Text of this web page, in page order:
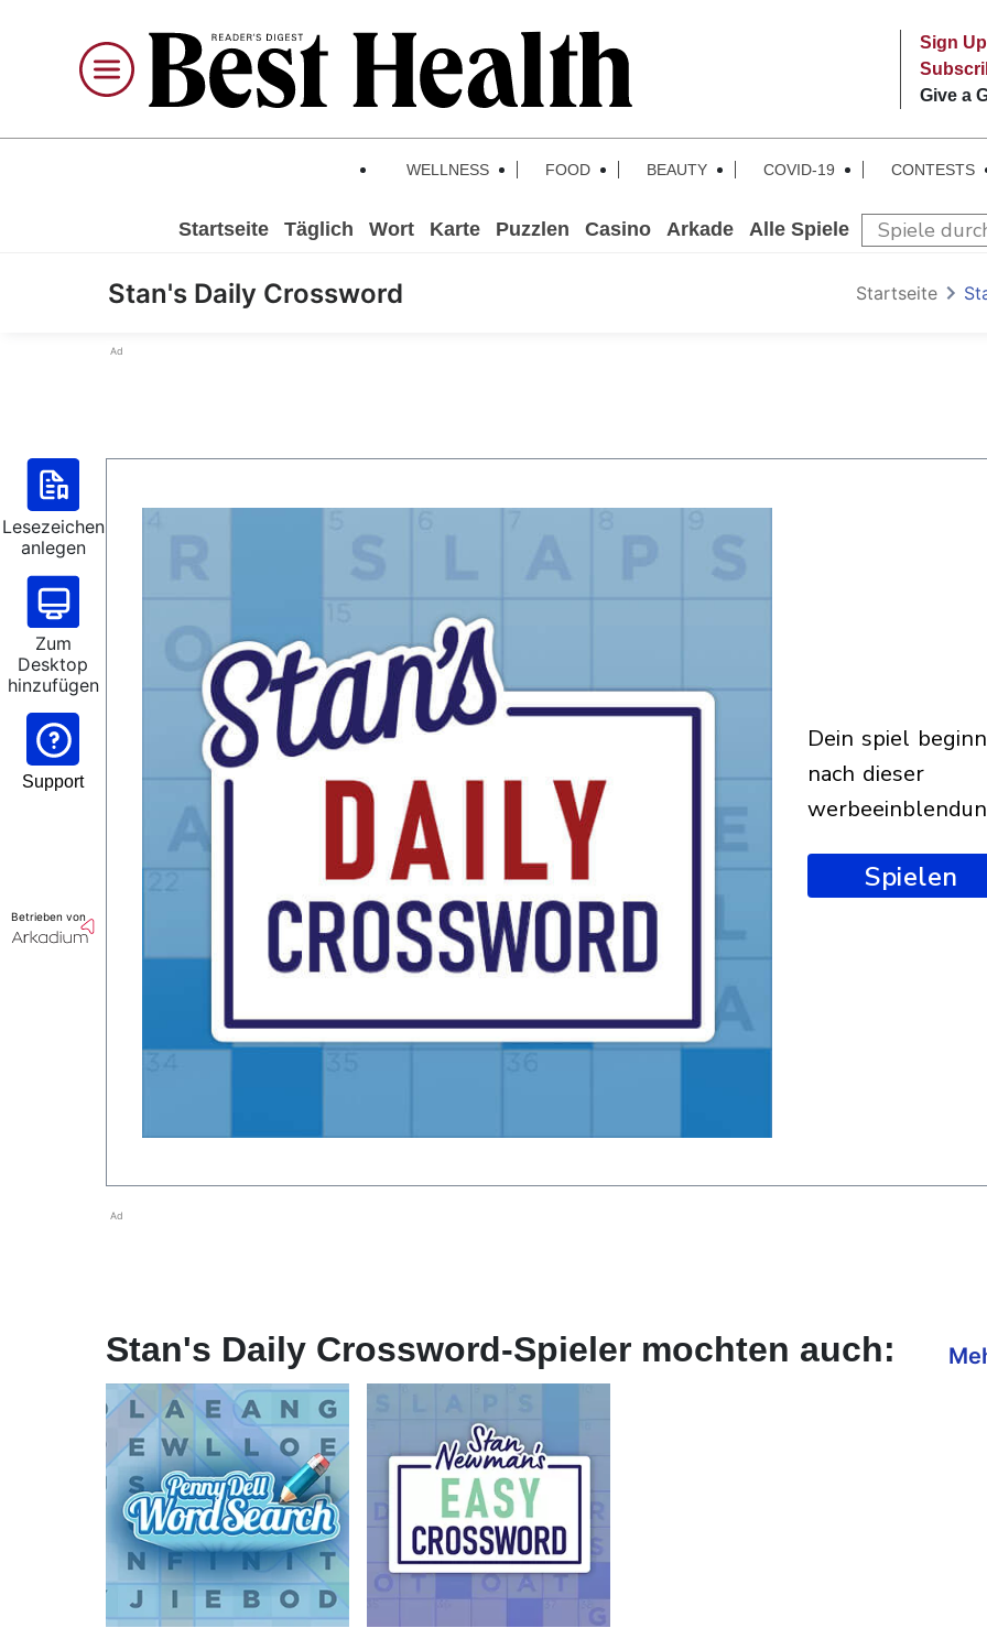
Sign
Give a
WELLNESS FOOD BEAUTY COVID-19 CONTESTS
Startseite Täglich Wort Karte Puzzlen Casino Arkade Alle Spiele
Stan's Daily Crossword Startseite
Ad
Lesezeichen
anlegen
Zum
Desktop
hinzufügen
Support
Betrieben von
dein spiel beginnt
nach dieser
Spielen
Ad
Stan's Daily Crossword-Spieler mochten auch: